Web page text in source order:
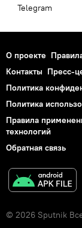
Telegram
О проекте
Контакты Пресс-
Политика
Политика
Правила
технологий
Обратная связь
© 2026 Sputnik